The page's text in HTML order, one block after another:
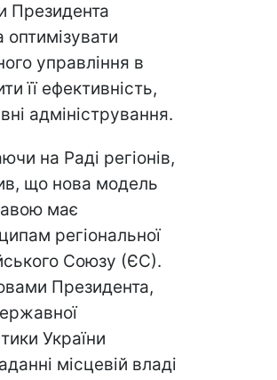
Президента
управління в
її ефективність,
адміністрування.
на Раді регіонів,
що нова модель
має
регіональної
Союзу (ЄС).
Президента,
України
місцевій владі